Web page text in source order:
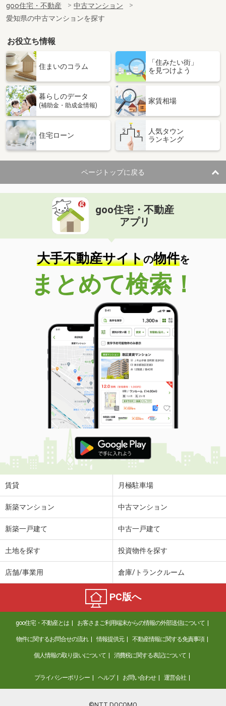
専有面積 97.2m²
間取り
2LDK
愛知県名古屋市西区市場木町
価 格
3,200万円
愛知県名古屋市西区市場木町
専有面積 91.09m²
間取り
愛知県名古屋市東区東桜２
2,148万円
住 所
愛知県名古屋市東区東桜２
専有面積 47.18m²
間取り
1LDK
愛知県名古屋市東区泉１
価 格
1,780万円
住 所
愛知県名古屋市東区泉１
専有面積 79.65m²
間取り
3LDK
愛知県名古屋市東区徳川１
価 格
2,680万円
愛知県名古屋市東区徳川１
73.18m²
間取り
3LDK
愛知県名古屋市東区白壁４
価 格
6,880万円
住 所
愛知県名古屋市東区白壁４
専有面積 86.15m²
間取り
4LDK
愛知県名古屋市東区東桜２
価 格
2,148万円
住 所
愛知県名古屋市東区東桜２
専有面積
愛知県名古屋市東区東桜２
3,380万円
1,980万円
住 所
愛知県名古屋市緑区有松南
専有面積 75.17m²
間取り
3LDK
愛知県名古屋市南区豊田３丁目
価 格
2,699万円
住 所
愛知県名古屋市南区豊田３丁目
80.06m²
goo住宅・不動産
中古マンション
愛知県の中古マンションを探す
お役立ち情報
住まいのコラム
「住みたい街」
を見つけよう
暮らしのデータ
(補助金・助成金情報)
家賃相場
住宅ローン
人気タウン
ランキング
ページトップに戻る
goo住宅・不動産
アプリ
大手不動産サイトの物件を
まとめて検索！
賃貸 月極駐車場
新築マンション 中古マンション
新築一戸建て 中古一戸建て
土地を探す 投資物件を探す
店舗/事業用 倉庫/トランクルーム
PC版へ
goo住宅・不動産とは お客さまご利用端末からの情報の外部送信について
物件に関するお問合せの流れ 情報提供元 不動産情報に関する免責事項
個人情報の取り扱いについて 消費税に関する表記について
プライバシーポリシー ヘルプ お問い合わせ 運営会社